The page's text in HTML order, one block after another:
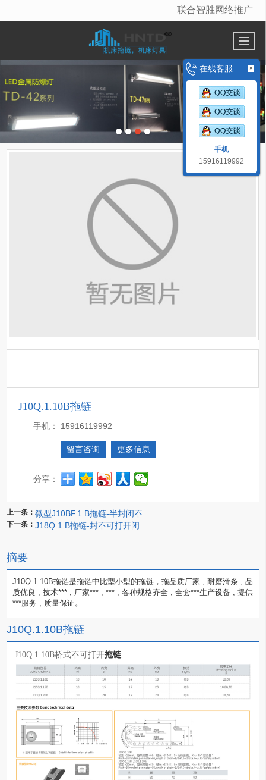
很遗憾，因您的浏览器版本过低导致无法获得最佳浏览体验，推荐下载安装谷歌浏览器！
联合智胜网络推广
J10Q.1.10B拖链
手机： 15916119992
留言咨询 更多信息
分享：
上一条：
下一条：
摘要
J10Q.1.10B拖链是拖链中比型小型的拖链，拖品质厂家 , 耐磨滑条 , 品
质优良 , 技术*** , 厂家*** , *** , 各种规格齐全 , 全套***生产设备 , 提供
***服务 , 质量保证。
J10Q.1.10B拖链
J10Q.1.10B桥式不可打开拖链
在线客服 ×
手机
15916119992